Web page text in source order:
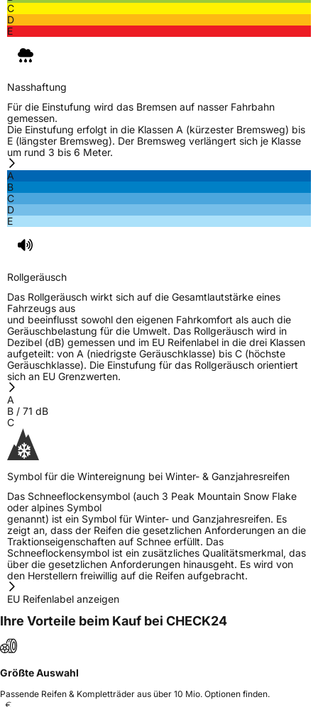
NasshaftungD
Rollgeräusch (Klasse)
Rollgeräusch (dB)
FahrzeugklasseC1
3PMSF / Schneeflockensymbol / Alpine-Symbol Ja
EPREL ID2076503
Allgemeine Produktsicherheit (GPSR)
Herstellerkontakt
C
D
E
Nasshaftung
Für die Einstufung wird das Bremsen auf nasser Fahrbahn
gemessen.
Die Einstufung erfolgt in die Klassen A (kürzester Bremsweg) bis
E (längster Bremsweg). Der Bremsweg verlängert sich je Klasse
um rund 3 bis 6 Meter.
A
B
C
D
E
Rollgeräusch
Das Rollgeräusch wirkt sich auf die Gesamtlautstärke eines
Fahrzeugs aus
und beeinflusst sowohl den eigenen Fahrkomfort als auch die
Geräuschbelastung für die Umwelt. Das Rollgeräusch wird in
Dezibel (dB) gemessen und im EU Reifenlabel in die drei Klassen
aufgeteilt: von A (niedrigste Geräuschklasse) bis C (höchste
Geräuschklasse). Die Einstufung für das Rollgeräusch orientiert
sich an EU Grenzwerten.
A
B / 71 dB
C
Symbol für die Wintereignung bei Winter- & Ganzjahresreifen
Das Schneeflockensymbol (auch 3 Peak Mountain Snow Flake
oder alpines Symbol
genannt) ist ein Symbol für Winter- und Ganzjahresreifen. Es
zeigt an, dass der Reifen die gesetzlichen Anforderungen an die
Traktionseigenschaften auf Schnee erfüllt. Das
Schneeflockensymbol ist ein zusätzliches Qualitätsmerkmal, das
über die gesetzlichen Anforderungen hinausgeht. Es wird von
den Herstellern freiwillig auf die Reifen aufgebracht.
EU Reifenlabel anzeigen
Ihre Vorteile beim Kauf bei CHECK24
Größte Auswahl
Passende Reifen & Kompletträder aus über 10 Mio. Optionen finden.